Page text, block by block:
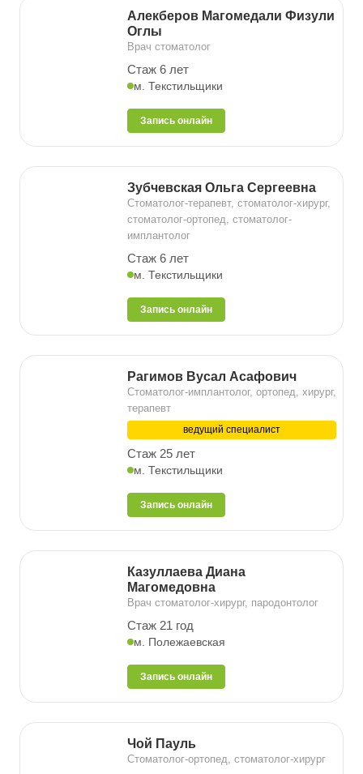
Алекберов Магомедали Физули
Оглы
Врач стоматолог
Стаж 6 лет
м. Текстильщики
Запись онлайн
Зубчевская Ольга Сергеевна
Стоматолог-терапевт, стоматолог-хирург,
стоматолог-ортопед, стоматолог-
имплантолог
Стаж 6 лет
м. Текстильщики
Запись онлайн
Рагимов Вусал Асафович
Стоматолог-имплантолог, ортопед, хирург,
терапевт
ведущий специалист
Стаж 25 лет
м. Текстильщики
Запись онлайн
Казуллаева Диана
Магомедовна
Врач стоматолог-хирург, пародонтолог
Стаж 21 год
м. Полежаевская
Запись онлайн
Чой Пауль
Стоматолог-ортопед, стоматолог-хирург